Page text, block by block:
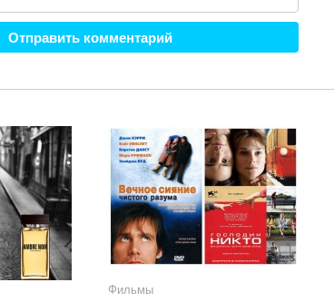
Фильмы
Фильмы